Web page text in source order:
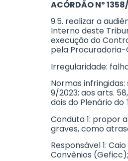
ACÓRDÃO Nº
9.5. realizar a
Interno deste
execução do
pela Procuradoria-
Irregularidade:
Normas infringidas:
9/2023; aos arts.
dois do Plenário do
Conduta 1: propor
graves, como
Responsável 1:
Convênios (Geficc);